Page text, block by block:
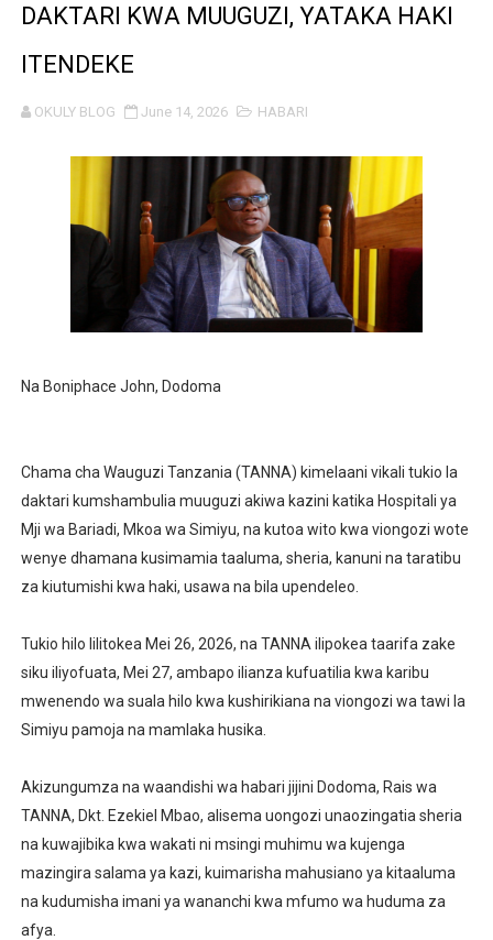
TARURA YATAJWA KUWA MIONGONI MWA TAASISI
Mkurugenzi Green Acres ataja sababu kuanzisha klabu
UKAGUZI WA MIGODI WAIMARISHA USALAMA,
MHE. CHANDE AIPONGEZA WRRB KWA
NAIBU WAZIRI CHANDE ARIDHISHWA NA HUDUMA ZA
WMA YAWAFUNDISHA WATOTO VIPIMO: NAIBU
NAIBU KATIBU MKUU UJENZI ARIDHISHWA NA
DKT. MSONDE: TBA NI KITOVU CHA FURSA ZA
Waziri Kabudi: Kilosa Iendelee Kulinda Amani,
HABARI ZILIZOPEWA UZITO WA JUU KATIKA
PINDA APONGEZA TVLA KWA KUJENGA UWEZO WA
DAKTARI KWA MUUGUZI, YATAKA HAKI
ITENDEKE
OKULY BLOG June 14, 2026 HABARI
Na Boniphace John, Dodoma
Chama cha Wauguzi Tanzania (TANNA) kimelaani vikali tukio la
daktari kumshambulia muuguzi akiwa kazini katika Hospitali ya
Mji wa Bariadi, Mkoa wa Simiyu, na kutoa wito kwa viongozi wote
wenye dhamana kusimamia taaluma, sheria, kanuni na taratibu
za kiutumishi kwa haki, usawa na bila upendeleo.
Tukio hilo lilitokea Mei 26, 2026, na TANNA ilipokea taarifa zake
siku iliyofuata, Mei 27, ambapo ilianza kufuatilia kwa karibu
mwenendo wa suala hilo kwa kushirikiana na viongozi wa tawi la
Simiyu pamoja na mamlaka husika.
Akizungumza na waandishi wa habari jijini Dodoma, Rais wa
TANNA, Dkt. Ezekiel Mbao, alisema uongozi unaozingatia sheria
na kuwajibika kwa wakati ni msingi muhimu wa kujenga
mazingira salama ya kazi, kuimarisha mahusiano ya kitaaluma
na kudumisha imani ya wananchi kwa mfumo wa huduma za
afya.